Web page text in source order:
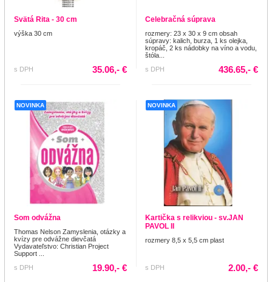
Svätá Rita - 30 cm
výška 30 cm
s DPH 35.06,- €
Celebračná súprava
rozmery: 23 x 30 x 9 cm obsah
súpravy: kalich, burza, 1 ks olejka,
kropáč, 2 ks nádobky na víno a vodu,
štóla...
s DPH
436.65,- €
NOVINKA
Som odvážna
Thomas Nelson Zamyslenia, otázky a
kvízy pre odvážne dievčatá
Vydavateľstvo: Christian Project
Support ...
s DPH
19.90,- €
NOVINKA
Kartička s relikviou - sv.JAN
PAVOL II
rozmery 8,5 x 5,5 cm plast
s DPH 2.00,- €